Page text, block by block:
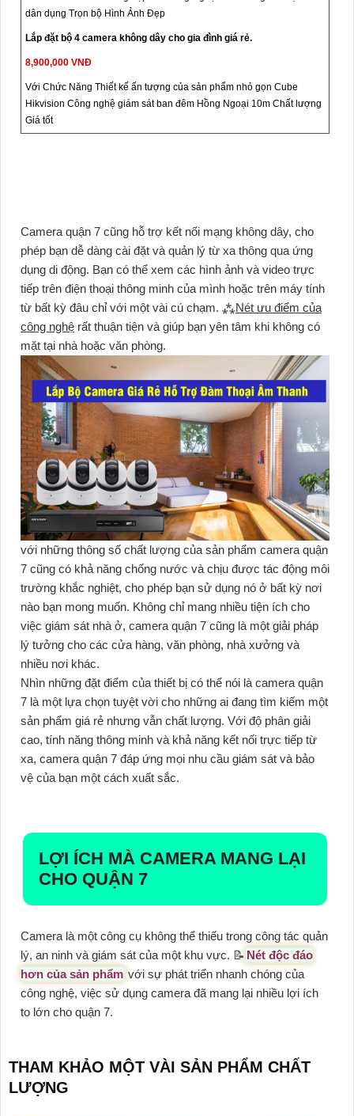
dân dụng Trọn bộ Hình Ảnh Đẹp
Lắp đặt bộ 4 camera không dây cho gia đình giá rẻ.
8,900,000 VNĐ
Với Chức Năng Thiết kế ấn tượng của sản phẩm nhỏ gọn Cube
Hikvision Công nghệ giám sát ban đêm Hồng Ngoại 10m Chất lượng
Giá tốt
Camera quận 7 cũng hỗ trợ kết nối mạng không dây, cho
phép bạn dễ dàng cài đặt và quản lý từ xa thông qua ứng
dụng di động. Bạn có thể xem các hình ảnh và video trực
tiếp trên điện thoại thông minh của mình hoặc trên máy tính
từ bất kỳ đâu chỉ với một vài cú chạm. ⁂Nét ưu điểm của
công nghệ rất thuận tiện và giúp bạn yên tâm khi không có
mặt tại nhà hoặc văn phòng.
với những thông số chất lượng của sản phẩm camera quận
7 cũng có khả năng chống nước và chịu được tác động môi
trường khắc nghiệt, cho phép bạn sử dụng nó ở bất kỳ nơi
nào bạn mong muốn. Không chỉ mang nhiều tiện ích cho
việc giám sát nhà ở, camera quận 7 cũng là một giải pháp
lý tưởng cho các cửa hàng, văn phòng, nhà xưởng và
nhiều nơi khác.
Nhìn những đặt điểm của thiết bị có thể nói là camera quận
7 là một lựa chọn tuyệt vời cho những ai đang tìm kiếm một
sản phẩm giá rẻ nhưng vẫn chất lượng. Với độ phân giải
cao, tính năng thông minh và khả năng kết nối trực tiếp từ
xa, camera quận 7 đáp ứng mọi nhu cầu giám sát và bảo
vệ của bạn một cách xuất sắc.
LỢI ÍCH MÀ CAMERA MANG LẠI
CHO QUẬN 7
Camera là một công cụ không thể thiếu trong công tác quản
lý, an ninh và giám sát của một khu vực. 📝 Nét độc đáo
hơn của sản phẩm với sự phát triển nhanh chóng của
công nghệ, việc sử dụng camera đã mang lại nhiều lợi ích
to lớn cho quận 7.
THAM KHẢO MỘT VÀI SẢN PHẨM CHẤT
LƯỢNG